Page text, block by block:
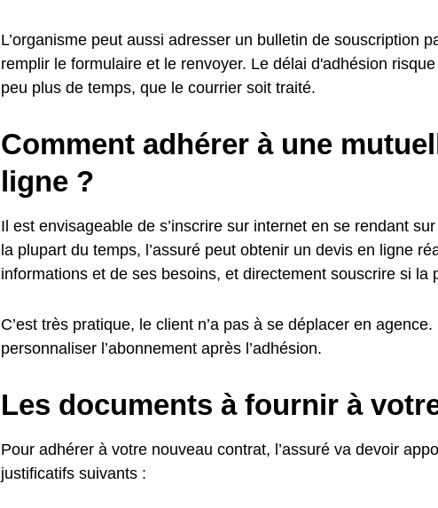
L’organisme peut aussi adresser un bulletin de souscription
remplir le formulaire et le renvoyer. Le délai d'adhésion
peu plus de temps, que le courrier soit traité.
Comment adhérer à une
ligne ?
Il est envisageable de s’inscrire sur internet en se rendant
la plupart du temps, l’assuré peut obtenir un devis en ligne
informations et de ses besoins, et directement souscrire si la
C’est très pratique, le client n’a pas à se déplacer en
personnaliser l’abonnement après l’adhésion.
Les documents à fournir à
Pour adhérer à votre nouveau contrat, l’assuré va devoir
justificatifs suivants :